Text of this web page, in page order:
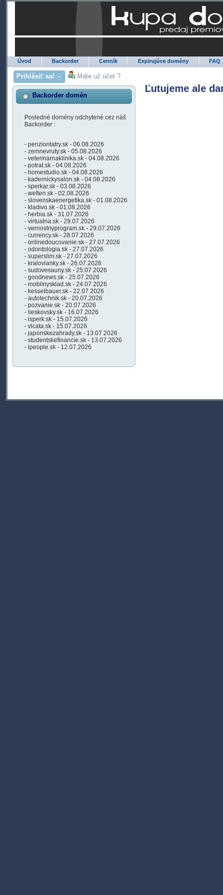
Úvod Backorder Cenník Expirujúce domény FAQ
Prihlásiť sa! Máte už účet ?
Backorder domén
Posledné domény odchytené cez náš
Backorder :
- penziontatry.sk - 06.08.2026
- zemnevruty.sk - 05.08.2026
- veterinarnaklinika.sk - 04.08.2026
- potrat.sk - 04.08.2026
- homestudio.sk - 04.08.2026
- kadernickysalon.sk - 04.08.2026
- sperkar.sk - 03.08.2026
- welten.sk - 02.08.2026
- slovenskaenergetika.sk - 01.08.2026
- kladivo.sk - 01.08.2026
- herbia.sk - 31.07.2026
- virtualna.sk - 29.07.2026
- vernostnyprogram.sk - 29.07.2026
- currency.sk - 28.07.2026
- onlinedoucovanie.sk - 27.07.2026
- odontologia.sk - 27.07.2026
- superslim.sk - 27.07.2026
- kralovianky.sk - 26.07.2026
- sudovesauny.sk - 25.07.2026
- goodnews.sk - 25.07.2026
- mobilnysklad.sk - 24.07.2026
- kesselbauer.sk - 22.07.2026
- autotechnik.sk - 20.07.2026
- pozvanie.sk - 20.07.2026
- lieskovsky.sk - 16.07.2026
- isperk.sk - 15.07.2026
- vlcata.sk - 15.07.2026
- japonskezahrady.sk - 13.07.2026
- studentskefinancie.sk - 13.07.2026
- ipeople.sk - 12.07.2026
Ľutujeme ale